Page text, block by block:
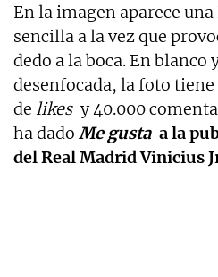
En la imagen aparece
sencilla a la vez que
dedo a la boca. En blanco
desenfocada, la foto
de likes y 40.000
ha dado Me gusta a la
del Real Madrid Vinicius